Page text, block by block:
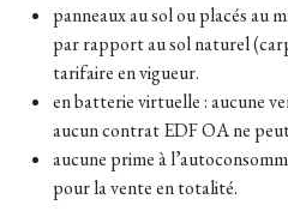
panneaux au sol ou placés au
par rapport au sol naturel
tarifaire en vigueur.
en batterie virtuelle : aucune
aucun contrat EDF OA ne
aucune prime à
pour la vente en totalité.